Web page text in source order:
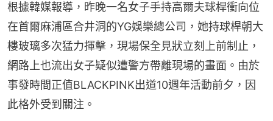
根據韓媒報導，昨晚一名女子手持高爾夫球桿衝向位
在首爾麻浦區合井洞的YG娛樂總公司，她持球桿朝大
樓玻璃多次猛力揮擊，現場保全見狀立刻上前制止，
網路上也流出女子疑似遭警方帶離現場的畫面。由於
事發時間正值BLACKPINK出道10週年活動前夕，因
此格外受到關注。